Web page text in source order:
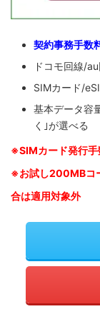
契約事務手数
ドコモ回線/
SIMカード/
基本データ容
く｣が選べる
※SIMカード発行
※お試し200MBコ
合は適用対象外